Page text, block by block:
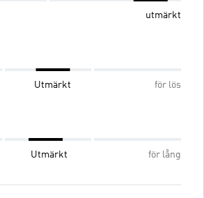
utmärkt
Utmärkt för lös
Utmärkt för lång